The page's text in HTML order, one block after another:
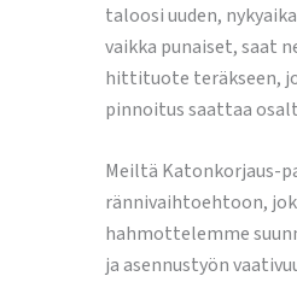
taloosi uuden,
vaikka punaiset, saat
hittituote teräkseen,
pinnoitus saattaa
Meiltä Katonkorjaus-
rännivaihtoehtoon,
hahmottelemme
ja asennustyön